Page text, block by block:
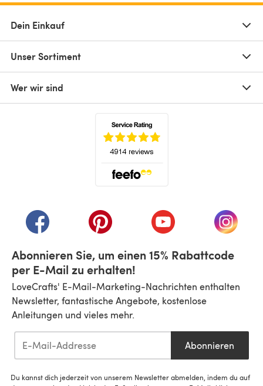
Dein Einkauf
Unser Sortiment
Wer wir sind
(öffnet sich in einem neuen Tab)
(öffnet sich in einem neuen Tab)
(öffnet sich in einem
(öffnet
Abonnieren Sie, um einen 15% Rabattcode
per E-Mail zu erhalten!
LoveCrafts' E-Mail-Marketing-Nachrichten enthalten
Newsletter, fantastische Angebote, kostenlose
Anleitungen und vieles mehr.
Abonnieren
Du kannst dich jederzeit von unserem Newsletter abmelden, indem du auf